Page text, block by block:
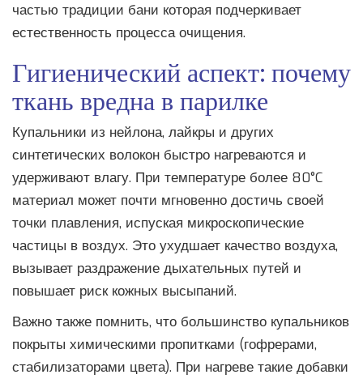
частью традиции бани которая подчеркивает
естественность процесса очищения.
Гигиенический аспект: почему
ткань вредна в парилке
Купальники из нейлона, лайкры и других
синтетических волокон быстро нагреваются и
удерживают влагу. При температуре более 80°C
материал может почти мгновенно достичь своей
точки плавления, испуская микроскопические
частицы в воздух. Это ухудшает качество воздуха,
вызывает раздражение дыхательных путей и
повышает риск кожных высыпаний.
Важно также помнить, что большинство купальников
покрыты химическими пропитками (гофрерами,
стабилизаторами цвета). При нагреве такие добавки